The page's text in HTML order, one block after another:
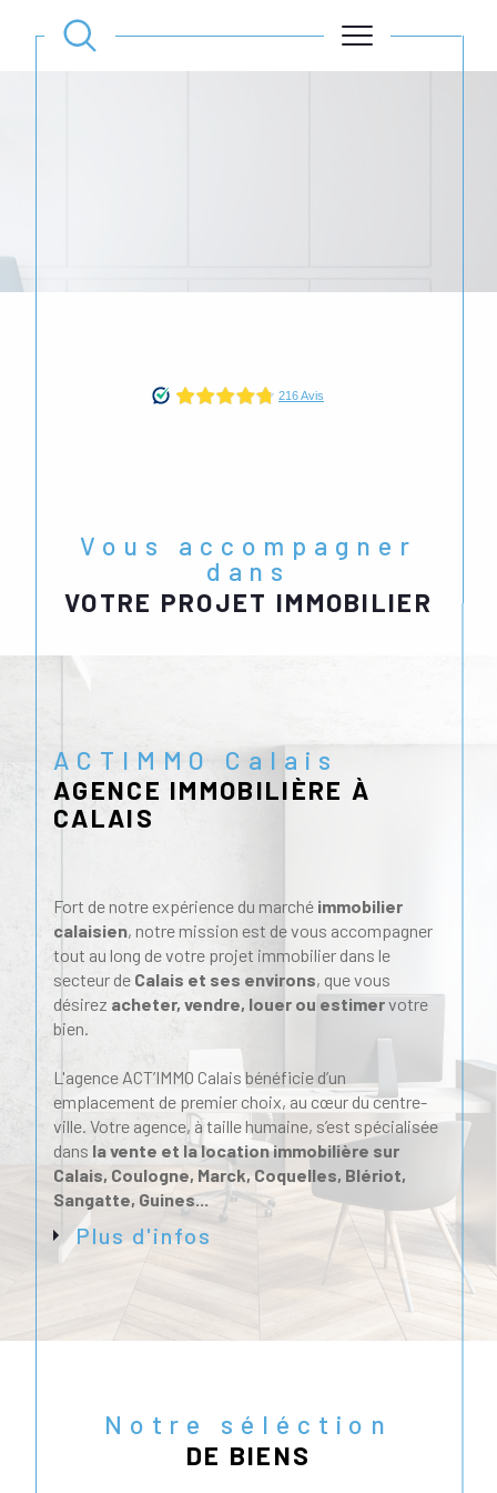
Vous accompagner
dans
VOTRE PROJET IMMOBILIER
ACTIMMO Calais
AGENCE IMMOBILIÈRE À
CALAIS
Fort de notre expérience du marché immobilier
calaisien, notre mission est de vous accompagner
tout au long de votre projet immobilier dans le
secteur de Calais et ses environs, que vous
désirez acheter, vendre, louer ou estimervotre
bien.
L'agence ACT’IMMO Calais bénéficie d’un
emplacement de premier choix, au cœur du centre-
ville. Votre agence, à taille humaine, s’est spécialisée
dans la vente et la location immobilière sur
Calais, Coulogne, Marck, Coquelles, Blériot,
Sangatte, Guines...
Un large choix pour
concrétiser votre projet
cherchiez une maison familiale à Marck, un
appartement en centre-ville de Calais ou un bien à
Plus d'infos
Notre séléction
DE BIENS